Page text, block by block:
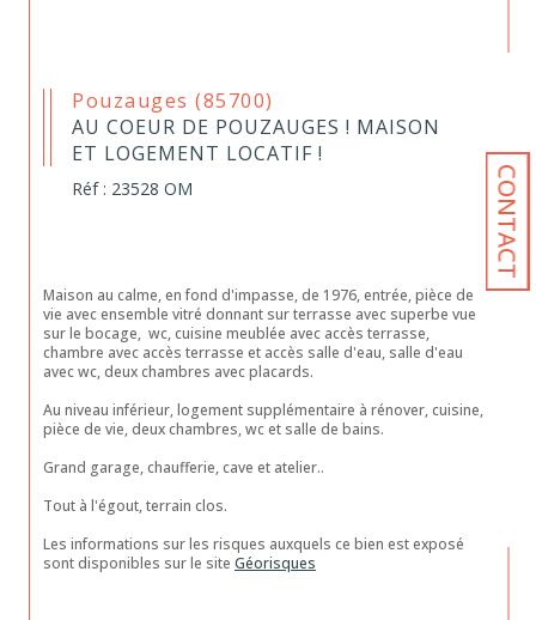
CONTACT
Pouzauges (85700)
AU COEUR DE POUZAUGES ! MAISON
ET LOGEMENT LOCATIF !
Réf : 23528 OM
Maison au calme, en fond d'impasse, de 1976, entrée, pièce de
vie avec ensemble vitré donnant sur terrasse avec superbe vue
sur le bocage,  wc, cuisine meublée avec accès terrasse,
chambre avec accès terrasse et accès salle d'eau, salle d'eau
avec wc, deux chambres avec placards.
Au niveau inférieur, logement supplémentaire à rénover, cuisine,
pièce de vie, deux chambres, wc et salle de bains.
Grand garage, chaufferie, cave et atelier..
Tout à l'égout, terrain clos.
Les informations sur les risques auxquels ce bien est exposé
sont disponibles sur le site Géorisques